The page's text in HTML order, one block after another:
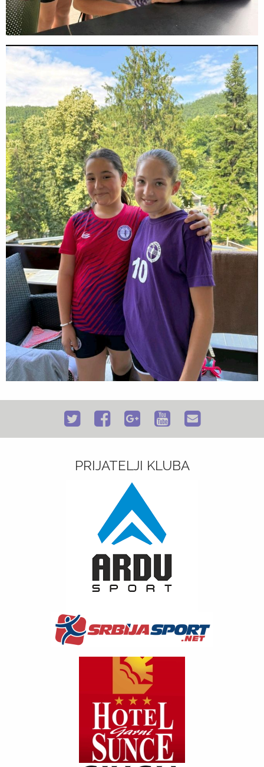
PRIJATELJI KLUBA